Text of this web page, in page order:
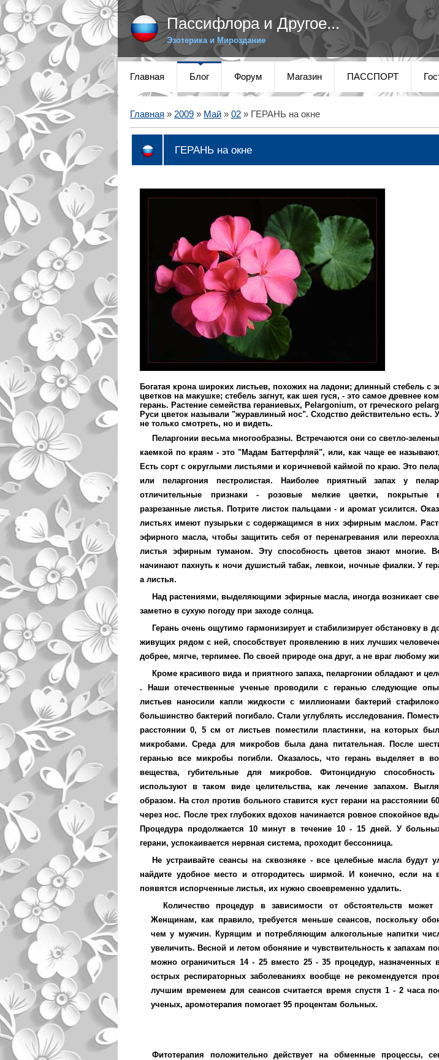
Пассифлора и Другое...
Эзотерика и Мироздание
Главная Блог Форум Магазин ПАССПОРТ
Главная » 2009 » Май » 02 » ГЕРАНЬ на окне
ГЕРАНЬ на окне
Богатая крона широких листьев, похожих на ладони; длинный стебель с
цветков на макушке; стебель загнут, как шея гуся, - это самое древнее
герань. Растение семейства гераниевых, Pelargonium, от греческого
Руси цветок называли "журавлиный нос". Сходство действительно есть.
не только смотреть, но и видеть.
Пеларгонии весьма многообразны. Встречаются они со светло-
каемкой по краям - это "Мадам Баттерфляй", или, как чаще ее
Есть сорт с округлыми листьями и коричневой каймой по краю. Это
или пеларгония пестролистая. Наиболее приятный запах у
отличительные признаки - розовые мелкие цветки, покрытые
разрезанные листья. Потрите листок пальцами - и аромат усилится.
листьях имеют пузырьки с содержащимся в них эфирным маслом.
эфирного масла, чтобы защитить себя от перенагревания или
листья эфирным туманом. Эту способность цветов знают многие.
начинают пахнуть к ночи душистый табак, левкои, ночные фиалки. У
а листья.
Над растениями, выделяющими эфирные масла, иногда возникает
заметно в сухую погоду при заходе солнца.
Герань очень ощутимо гармонизирует и стабилизирует обстановку в
живущих рядом с ней, способствует проявлению в них лучших
добрее, мягче, терпимее. По своей природе она друг, а не враг любому
Кроме красивого вида и приятного запаха, пеларгонии обладают и
. Наши отечественные ученые проводили с геранью следующие
листьев наносили капли жидкости с миллионами бактерий
большинство бактерий погибало. Стали углублять исследования.
расстоянии 0, 5 см от листьев поместили пластинки, на которых
микробами. Среда для микробов была дана питательная. После
геранью все микробы погибли. Оказалось, что герань выделяет в
вещества, губительные для микробов. Фитонцидную
используют в таком виде целительства, как лечение запахом.
образом. На стол против больного ставится куст герани на расстоянии
через нос. После трех глубоких вдохов начинается ровное спокойное
Процедура продолжается 10 минут в течение 10 - 15 дней. У
герани, успокаивается нервная система, проходит бессонница.
Не устраивайте сеансы на сквозняке - все целебные масла будут
найдите удобное место и отгородитесь ширмой. И конечно, если на
появятся испорченные листья, их нужно своевременно удалить.
Количество процедур в зависимости от обстоятельств может
Женщинам, как правило, требуется меньше сеансов, поскольку
чем у мужчин. Курящим и потребляющим алкогольные напитки
увеличить. Весной и летом обоняние и чувствительность к запахам
можно ограничиться 14 - 25 вместо 25 - 35 процедур, назначенных
острых респираторных заболеваниях вообще не рекомендуется
лучшим временем для сеансов считается время спустя 1 - 2 часа
ученых, аромотерапия помогает 95 процентам больных.
Фитотерапия положительно действует на обменные процессы,